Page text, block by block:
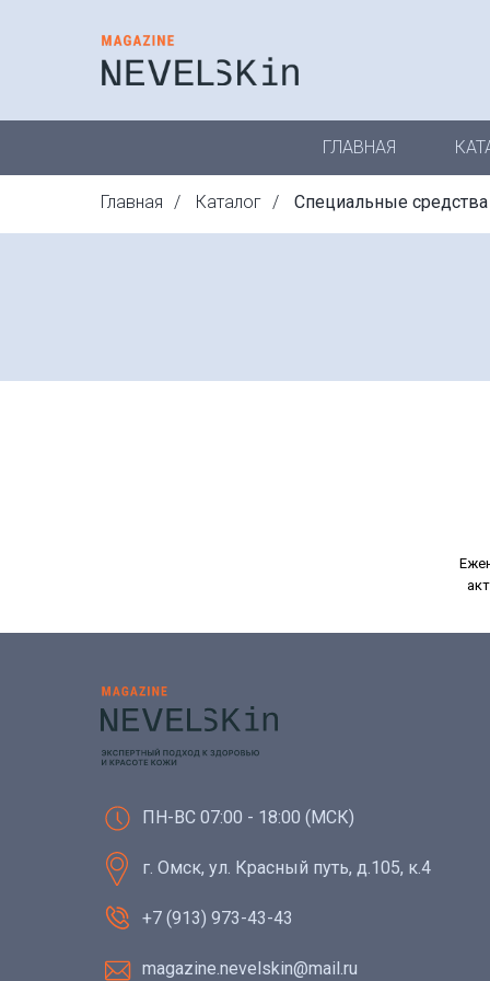
ГЛАВНАЯ
Главная / Каталог / Специальные средства
г. Омск, ул. Красный путь, д.105, к.4
+7 (913) 973-43-43
magazine.nevelskin@mail.ru
ПН-ВС 07:00 - 18:00 (МСК)